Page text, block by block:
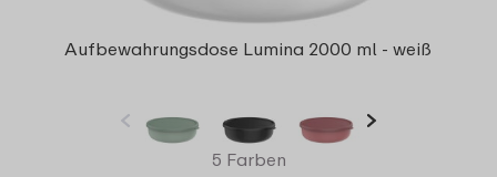
Aufbewahrungsdose Lumina 2000 ml - weiß
5 Farben